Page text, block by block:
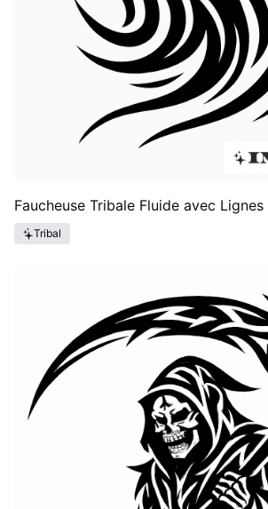
Faucheuse Tribale Fluide avec
Tribal